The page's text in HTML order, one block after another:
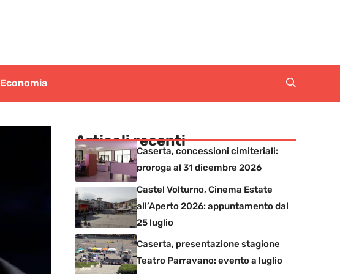
Economia
Articoli recenti
Caserta, concessioni cimiteriali:
proroga al 31 dicembre 2026
Castel Volturno, Cinema Estate
all’Aperto 2026: appuntamento dal
25 luglio
Caserta, presentazione stagione
Teatro Parravano: evento a luglio